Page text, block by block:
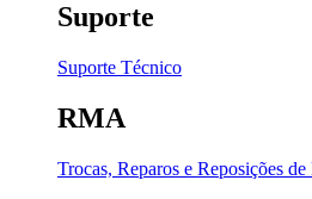
Suporte
Suporte Técnico
RMA
Trocas, Reparos e Reposições de